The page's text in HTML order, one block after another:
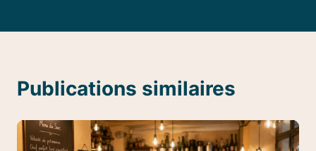
Publications similaires